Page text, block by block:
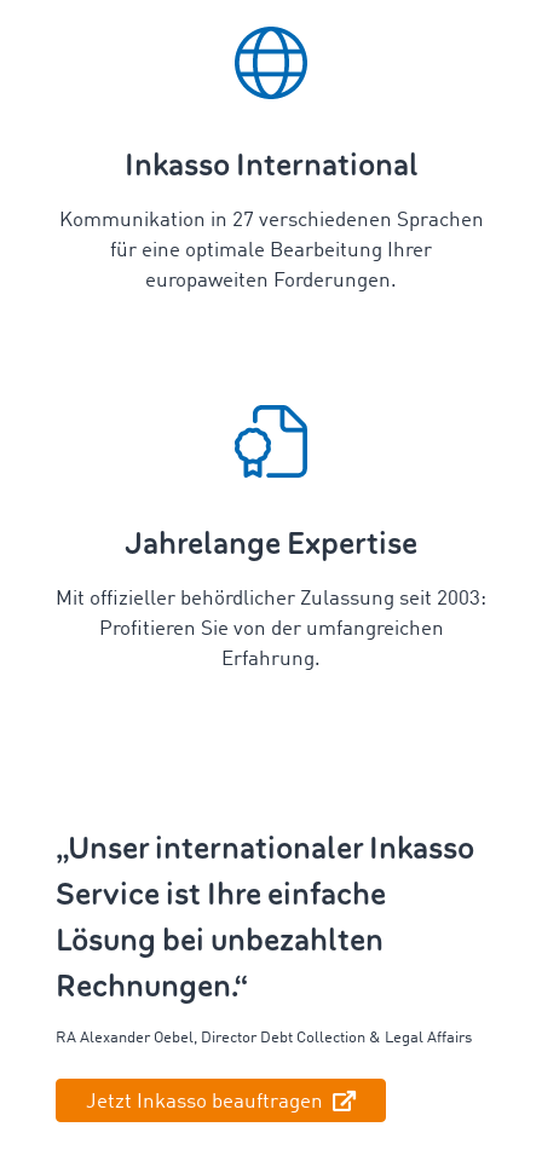
Inkasso International
Kommunikation in 27 verschiedenen Sprachen
für eine optimale Bearbeitung Ihrer
europaweiten Forderungen.
Jahrelange Expertise
Mit offizieller behördlicher Zulassung seit 2003:
Profitieren Sie von der umfangreichen
Erfahrung.
„Unser internationaler Inkasso
Service ist Ihre einfache
Lösung bei unbezahlten
Rechnungen.“
RA Alexander Oebel, Director Debt Collection & Legal Affairs
Jetzt Inkasso beauftragen